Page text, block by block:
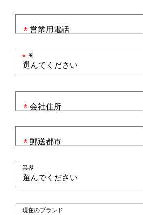
営業用電話
*
国
*
会社住所
*
郵送都市
*
業界
現在のブランド